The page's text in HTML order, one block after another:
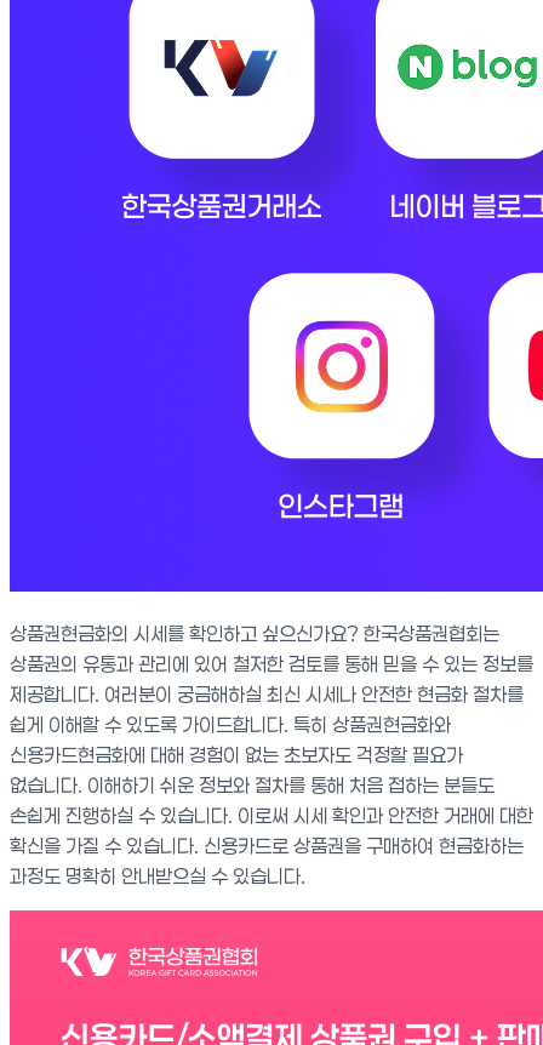
상품권현금화의 시세를 확인하고 싶으신가요? 한국상품권협회는
상품권의 유통과 관리에 있어 철저한 검토를 통해 믿을 수 있는 정보를
제공합니다. 여러분이 궁금해하실 최신 시세나 안전한 현금화 절차를
쉽게 이해할 수 있도록 가이드합니다. 특히 상품권현금화와
신용카드현금화에 대해 경험이 없는 초보자도 걱정할 필요가
없습니다. 이해하기 쉬운 정보와 절차를 통해 처음 접하는 분들도
손쉽게 진행하실 수 있습니다. 이로써 시세 확인과 안전한 거래에 대한
확신을 가질 수 있습니다. 신용카드로 상품권을 구매하여 현금화하는
과정도 명확히 안내받으실 수 있습니다.